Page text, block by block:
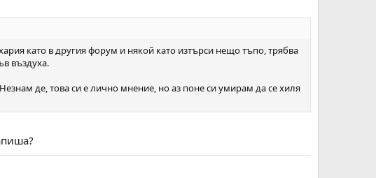
като в другия форум и някой като изтърси нещо тъпо, трябва
въздуха.
де, това си е лично мнение, но аз поне си умирам да се хиля